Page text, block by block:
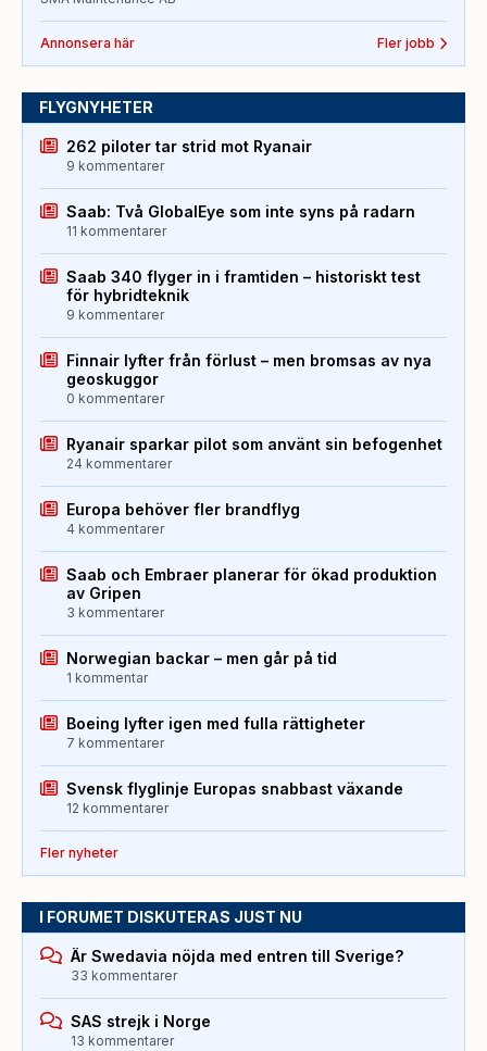
Annonsera här Fler jobb
FLYGNYHETER
262 piloter tar strid mot Ryanair
9 kommentarer
Saab: Två GlobalEye som inte syns på radarn
11 kommentarer
Saab 340 flyger in i framtiden – historiskt test
för hybridteknik
9 kommentarer
Finnair lyfter från förlust – men bromsas av nya
geoskuggor
0 kommentarer
Ryanair sparkar pilot som använt sin befogenhet
24 kommentarer
Europa behöver fler brandflyg
4 kommentarer
Saab och Embraer planerar för ökad produktion
av Gripen
3 kommentarer
Norwegian backar – men går på tid
1 kommentar
Boeing lyfter igen med fulla rättigheter
7 kommentarer
Svensk flyglinje Europas snabbast växande
12 kommentarer
Fler nyheter
I FORUMET DISKUTERAS JUST NU
Är Swedavia nöjda med entren till Sverige?
33 kommentarer
SAS strejk i Norge
13 kommentarer